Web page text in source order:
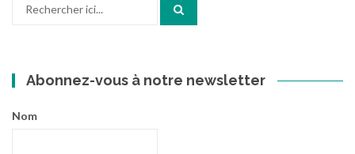
Abonnez-vous à notre newsletter
Nom